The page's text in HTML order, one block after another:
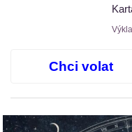
Chci volat